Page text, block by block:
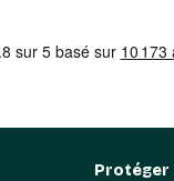
Protéger